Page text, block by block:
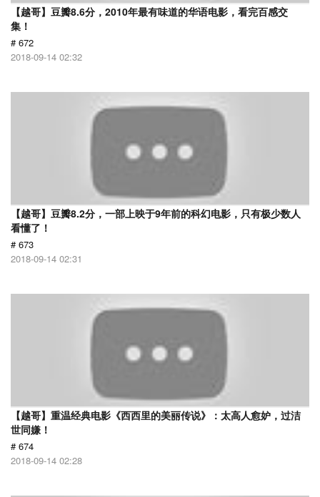
【越哥】豆瓣8.6分，2010年最有味道的华语电影，看完百感交
集！
# 672
2018-09-14 02:32
【越哥】豆瓣8.2分，一部上映于9年前的科幻电影，只有极少数人
看懂了！
# 673
2018-09-14 02:31
【越哥】重温经典电影《西西里的美丽传说》：太高人愈妒，过洁
世同嫌！
# 674
2018-09-14 02:28